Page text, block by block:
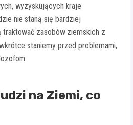
wyzyskujących kraje
nie staną się bardziej
zasobów ziemskich z
staniemy przed problemami,
na Ziemi, co